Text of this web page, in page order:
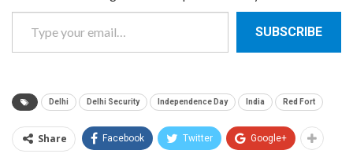
Type your email…
SUBSCRIBE
Delhi Delhi Security Independence Day India Red Fort
Share Facebook Twitter Google+